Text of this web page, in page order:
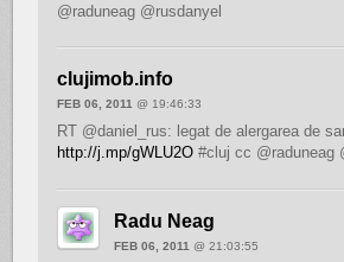
@raduneag @rusdanyel
clujimob.info
FEB 06, 2011 @ 19:46:33
RT @daniel_rus: legat de alergarea de
http://j.mp/gWLU2O#cluj cc @raduneag
Radu Neag
FEB 06, 2011 @ 21:03:55